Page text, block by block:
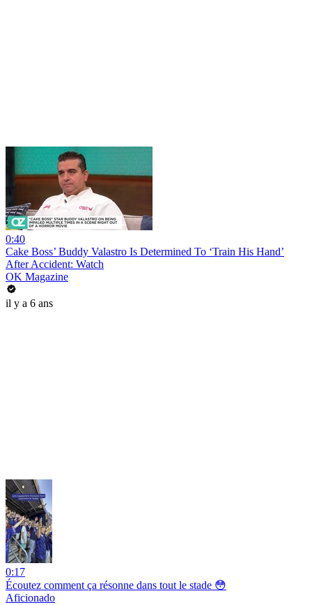
0:40
Cake Boss’ Buddy Valastro Is Determined To ‘Train His Hand’
After Accident: Watch
OK Magazine
il y a 6 ans
0:17
Écoutez comment ça résonne dans tout le stade 😳
Aficionado